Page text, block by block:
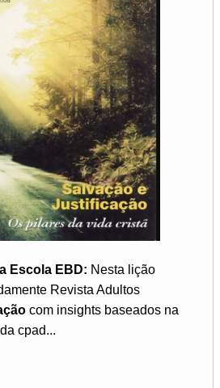
Escola EBD: Nesta lição
Revista Adultos
com insights baseados na
cpad...